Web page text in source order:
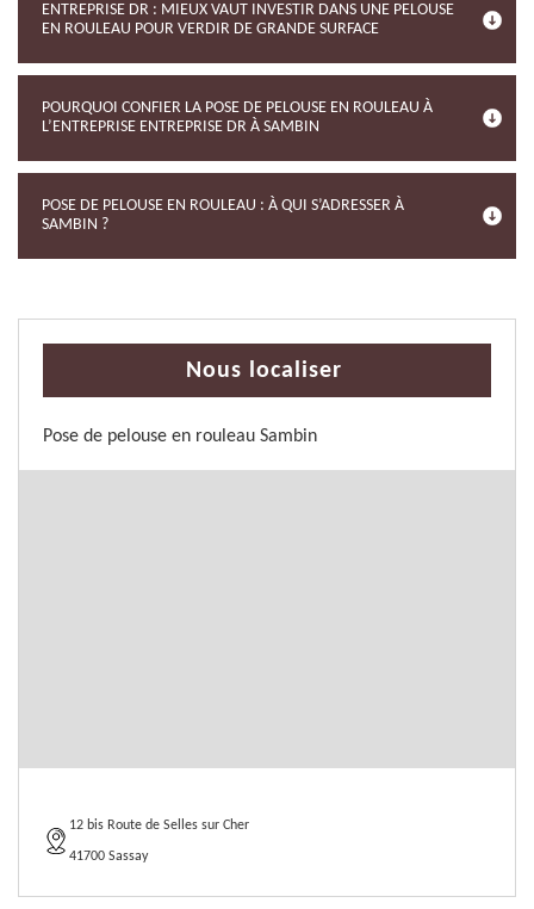
ENTREPRISE DR : MIEUX VAUT INVESTIR DANS UNE PELOUSE
EN ROULEAU POUR VERDIR DE GRANDE SURFACE
POURQUOI CONFIER LA POSE DE PELOUSE EN ROULEAU À
L’ENTREPRISE ENTREPRISE DR À SAMBIN
POSE DE PELOUSE EN ROULEAU : À QUI S’ADRESSER À
SAMBIN ?
Nous localiser
Pose de pelouse en rouleau Sambin
12 bis Route de Selles sur Cher
41700 Sassay